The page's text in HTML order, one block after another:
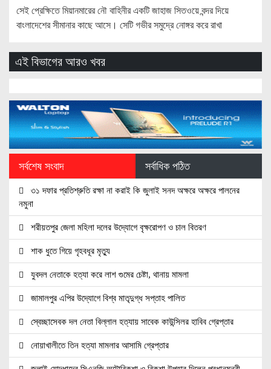
সেই প্রেক্ষিতে মিয়ানমারের নৌ বাহিনীর একটি জাহাজ সিতওয়ে বন্দর দিয়ে
বাংলাদেশের সীমানার কাছে আসে। সেটি গভীর সমুদ্রে নোঙ্গর করে রাখা
এই বিভাগের আরও খবর
সর্বশেষ সংবাদ সর্বাধিক পঠিত
৩১ দফার প্রতিশ্রুতি রক্ষা না করাই কি জুলাই সনদ অক্ষরে অক্ষরে পালনের
নমুনা
শরীয়তপুর জেলা মহিলা দলের উদ্যোগে বৃক্ষরোপণ ও চাল বিতরণ
শাক ধুতে গিয়ে গৃহবধূর মৃত্যু
যুবদল নেতাকে হত্যা করে লাশ গুমের চেষ্টা, থানায় মামলা
জামালপুর এপির উদ্যোগে বিশ্ব মাতৃদুগ্ধ সপ্তাহ পালিত
স্বেচ্ছাসেবক দল নেতা বিল্লাল হত্যায় সাবেক কাউন্সিলর হাবিব গ্রেপ্তার
নোয়াখালীতে তিন হত্যা মামলার আসামি গ্রেপ্তার